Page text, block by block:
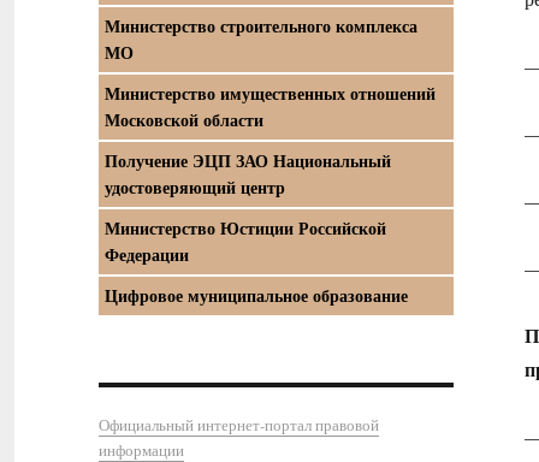
—
—
—
—
Министерство строительного комплекса
МО
Министерство имущественных отношений
Московской области
Получение ЭЦП ЗАО Национальный
удостоверяющий центр
Министерство Юстиции Российской
Федерации
Цифровое муниципальное образование
Официальный интернет-портал правовой
информации